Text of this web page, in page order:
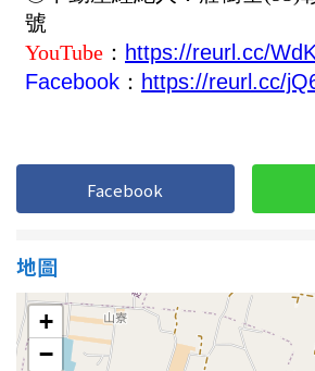
高雄市
屏東縣
金門連江
80坪以上
1樓
Facebook
地圖
+
−